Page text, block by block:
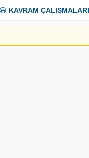
😃 KAVRAM ÇALIŞMALARI